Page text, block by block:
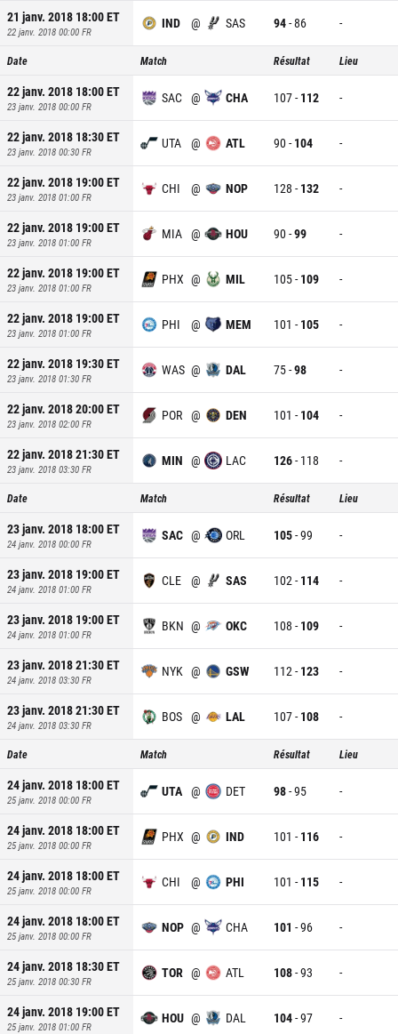
21 janv. 2018 18:00ET
22 janv. 2018 00:00 FR
IND @ SAS 94-86 -
Date Match Résultat Lieu
22 janv. 2018 18:00ET
23 janv. 2018 00:00 FR
SAC @ CHA 107- 112 -
22 janv. 2018 18:30ET
23 janv. 2018 00:30 FR
UTA @ ATL 90- 104 -
22 janv. 2018 19:00ET
23 janv. 2018 01:00 FR
CHI @ NOP 128 - 132 -
22 janv. 2018 19:00ET
23 janv. 2018 01:00 FR
MIA @ HOU 90-99 -
22 janv. 2018 19:00ET
23 janv. 2018 01:00 FR
PHX @ MIL 105- 109 -
22 janv. 2018 19:00ET
23 janv. 2018 01:00 FR
PHI @ MEM 101 - 105 -
22 janv. 2018 19:30ET
23 janv. 2018 01:30 FR
WAS @ DAL 75-98 -
22 janv. 2018 20:00ET
23 janv. 2018 02:00 FR
POR @ DEN 101 - 104 -
22 janv. 2018 21:30ET
23 janv. 2018 03:30 FR
MIN @ LAC 126- 118 -
Date Match Résultat Lieu
23 janv. 2018 18:00ET
24 janv. 2018 00:00 FR
SAC @ ORL 105-99 -
23 janv. 2018 19:00ET
24 janv. 2018 01:00 FR
CLE @ SAS 102- 114 -
23 janv. 2018 19:00ET
24 janv. 2018 01:00 FR
BKN @ OKC 108 - 109 -
23 janv. 2018 21:30ET
24 janv. 2018 03:30 FR
NYK @ GSW 112- 123 -
23 janv. 2018 21:30ET
24 janv. 2018 03:30 FR
BOS @ LAL 107- 108 -
Date Match Résultat Lieu
24 janv. 2018 18:00ET
25 janv. 2018 00:00 FR
UTA @ DET 98-95 -
24 janv. 2018 18:00ET
25 janv. 2018 00:00 FR
PHX @ IND 101 - 116 -
24 janv. 2018 18:00ET
25 janv. 2018 00:00 FR
CHI @ PHI 101 - 115 -
24 janv. 2018 18:00ET
25 janv. 2018 00:00 FR
NOP @ CHA 101 -96 -
24 janv. 2018 18:30ET
25 janv. 2018 00:30 FR
TOR @ ATL 108-93 -
24 janv. 2018 19:00ET
25 janv. 2018 01:00 FR
HOU @ DAL 104-97 -